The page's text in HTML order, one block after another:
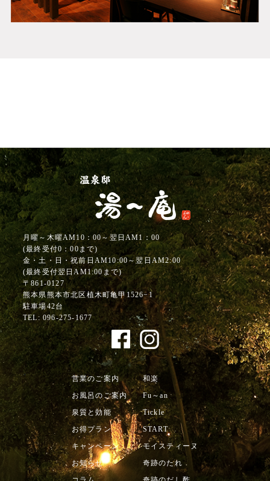
月曜～木曜AM10：00～翌日AM1：00
(最終受付0：00まで)
金・土・日・祝前日AM10:00～翌日AM2:00
(最終受付翌日AM1:00まで)
〒861-0127
熊本県熊本市北区植木町亀甲1526−1
駐車場42台
TEL: 096-275-1677
営業のご案内
お風呂のご案内
泉質と効能
お得プラン
キャンペーン
お知らせ
和楽
Fu～an
Tickle
START
モイスティーヌ
奇跡のたれ